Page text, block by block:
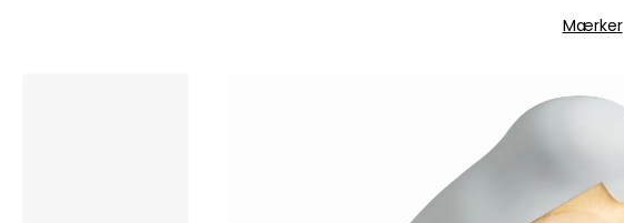
Mærker